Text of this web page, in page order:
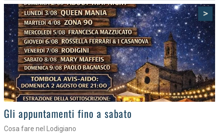
>
Gli eventi della settimana
Tra torte, cinema e musica live